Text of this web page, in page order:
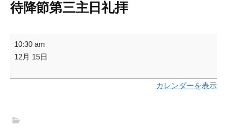
待降節第三主日礼拝
待
降
第
10:30 am
12月 15日
カレンダーを表示